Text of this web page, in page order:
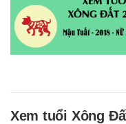
Xem tuổi Xông